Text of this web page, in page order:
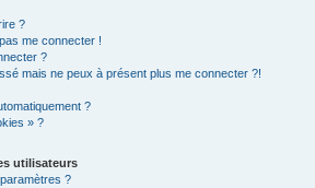
?
me connecter !
?
mais ne peux à présent plus me connecter ?!
?
» ?
utilisateurs
?